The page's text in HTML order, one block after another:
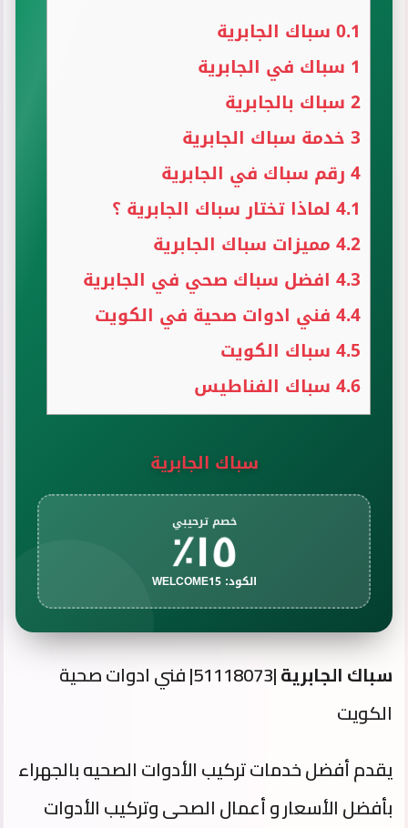
0.1سباك الجابرية
1 سباك في الجابرية
2سباك بالجابرية
3خدمة سباك الجابرية
4رقم سباك في الجابرية
4.1 لماذا تختار سباك الجابرية ؟
4.2مميزات سباك الجابرية
4.3 افضل سباك صحي في الجابرية
4.4فني ادوات صحية في الكويت
4.5سباك الكويت
4.6سباك الفناطيس
سباك الجابرية
خصم ترحيبي
١٥٪الكود: WELCOME15
سباك الجابرية
|51118073| فني ادوات صحية
الكويت
يقدم أفضل خدمات تركيب الأدوات الصحيه بالجهراء
بأفضل الأسعار و أعمال الصحى وتركيب الأدوات